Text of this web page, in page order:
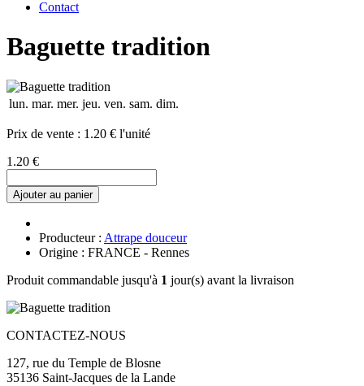
Contact
Baguette tradition
lun. mar. mer. jeu. ven. sam. dim.
Prix de vente : 1.20 € l'unité
1.20 €
Ajouter au panier
Producteur : Attrape douceur
Origine : FRANCE - Rennes
Produit commandable jusqu'à 1 jour(s) avant la livraison
CONTACTEZ-NOUS
127, rue du Temple de Blosne
35136 Saint-Jacques de la Lande